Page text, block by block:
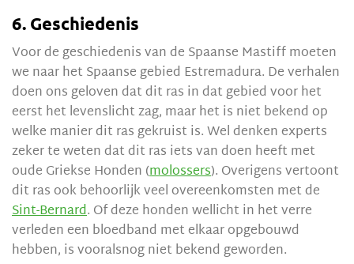
6. Geschiedenis
Voor de geschiedenis van de Spaanse Mastiff moeten
we naar het Spaanse gebied Estremadura. De verhalen
doen ons geloven dat dit ras in dat gebied voor het
eerst het levenslicht zag, maar het is niet bekend op
welke manier dit ras gekruist is. Wel denken experts
zeker te weten dat dit ras iets van doen heeft met
oude Griekse Honden (molossers). Overigens vertoont
dit ras ook behoorlijk veel overeenkomsten met de
Sint-Bernard. Of deze honden wellicht in het verre
verleden een bloedband met elkaar opgebouwd
hebben, is vooralsnog niet bekend geworden.